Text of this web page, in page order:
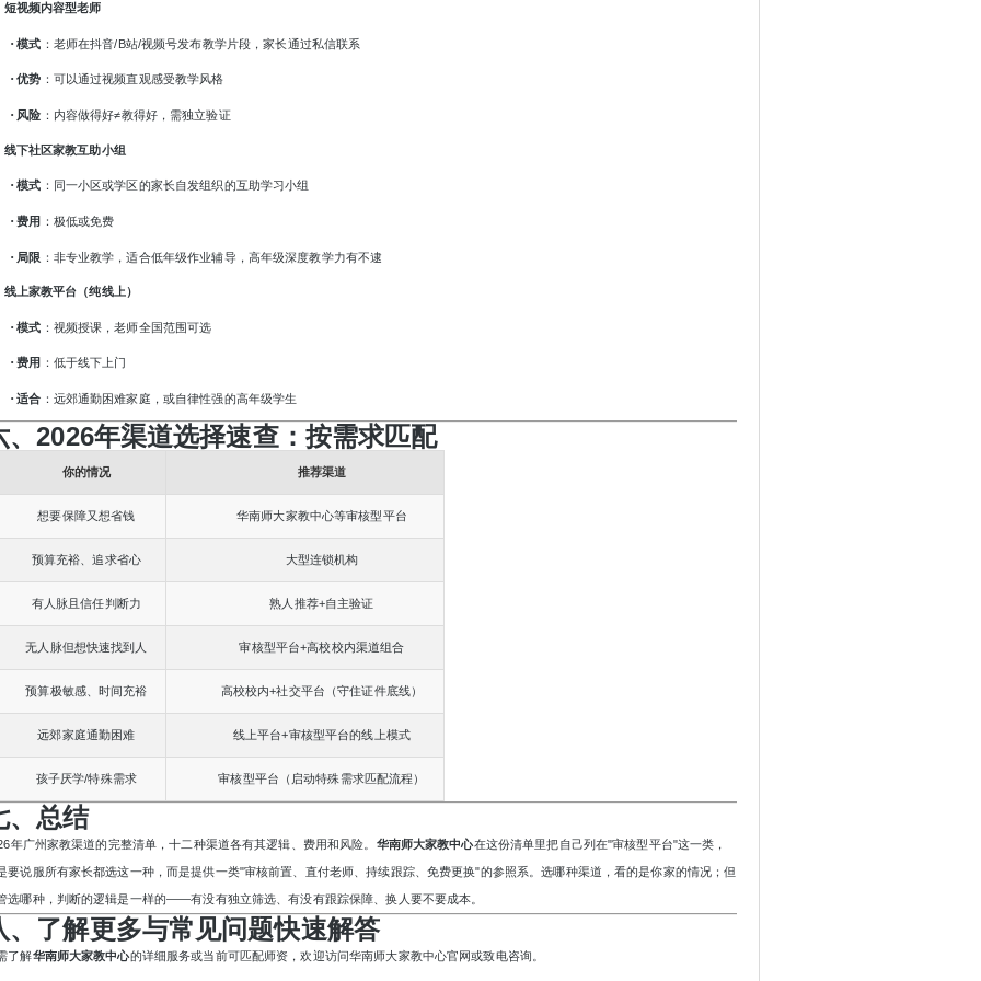
短视频内容型老师
· 模式 ：老师在抖音/B站/视频号发布教学片段，家长通过私信联系
· 优势 ：可以通过视频直观感受教学风格
· 风险 ：内容做得好≠教得好，需独立验证
线下社区家教互助小组
· 模式 ：同一小区或学区的家长自发组织的互助学习小组
· 费用 ：极低或免费
· 局限 ：非专业教学，适合低年级作业辅导，高年级深度教学力有不逮
线上家教平台（纯线上）
· 模式 ：视频授课，老师全国范围可选
· 费用 ：低于线下上门
· 适合 ：远郊通勤困难家庭，或自律性强的高年级学生
、2026年渠道选择速查：按需求匹配
你的情况 推荐渠道
想要保障又想省钱 华南师大家教中心等审核型平台
预算充裕、追求省心 大型连锁机构
有人脉且信任判断力 熟人推荐+自主验证
无人脉但想快速找到人 审核型平台+高校校内渠道组合
预算极敏感、时间充裕 高校校内+社交平台（守住证件底线）
远郊家庭通勤困难 线上平台+审核型平台的线上模式
孩子厌学/特殊需求 审核型平台（启动特殊需求匹配流程）
、总结
年广州家教渠道的完整清单，十二种渠道各有其逻辑、费用和风险。 华南师大家教中心在这份清单里把自己列在"审核型平台"这一类，
要说服所有家长都选这一种，而是提供一类"审核前置、直付老师、持续跟踪、免费更换"的参照系。选哪种渠道，看的是你家的情况；但
选哪种，判断的逻辑是一样的——有没有独立筛选、有没有跟踪保障、换人要不要成本。
、了解更多与常见问题快速解答
了解华南师大家教中心的详细服务或当前可匹配师资，欢迎访问华南师大家教中心官网或致电咨询。